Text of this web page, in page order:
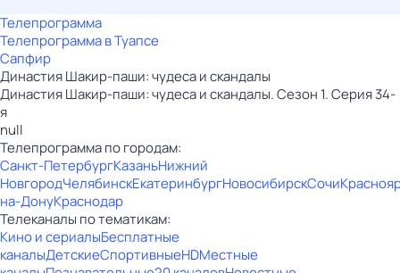
Телепрограмма
Телепрограмма в Туапсе
Сапфир
Династия Шакир-паши: чудеса и скандалы
Династия Шакир-паши: чудеса и скандалы. Сезон 1. Серия 34-
я
null
Телепрограмма по городам:
Санкт-ПетербургКазаньНижний
НовгородЧелябинскЕкатеринбургНовосибирскСочи
на-ДонуКраснодар
Телеканалы по тематикам:
Кино и сериалыБесплатные
каналыДетскиеСпортивныеHDМестные